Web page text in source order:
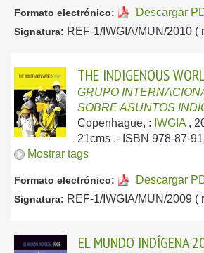
Formato electrónico: Descargar
Signatura: REF-1/IWGIA/MUN/2010 (
THE INDIGENOUS
GRUPO
SOBRE ASUNTOS
Copenhague, : IWGIA ,
21cms .- ISBN 978-87-
Mostrar tags
Formato electrónico: Descargar
Signatura: REF-1/IWGIA/MUN/2009 (
EL MUNDO INDÍGENA